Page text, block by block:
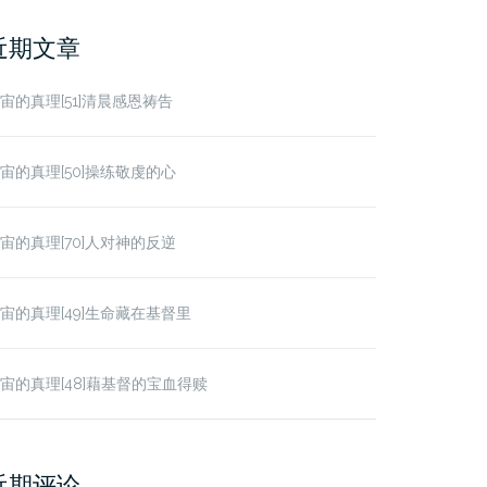
期文章
的真理[51]清晨感恩祷告
的真理[50]操练敬虔的心
的真理[70]人对神的反逆
的真理[49]生命藏在基督里
的真理[48]藉基督的宝血得赎